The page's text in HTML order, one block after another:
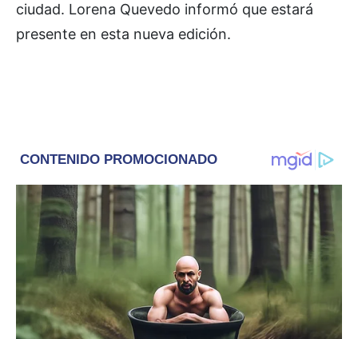
ciudad. Lorena Quevedo informó que estará
presente en esta nueva edición.